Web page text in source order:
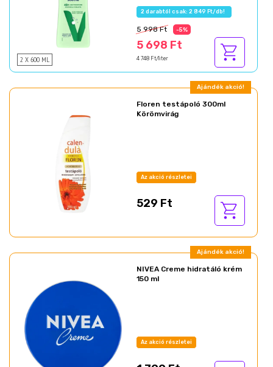
2 X 600 ML
2 darabtól csak: 2 849 Ft/db!
5 998 Ft -5%
5 698 Ft
4 748 Ft/liter
Ajándék akció!
Floren testápoló 300ml
Körömvirág
Az akció részletei
529 Ft
Ajándék akció!
NIVEA Creme hidratáló krém
150 ml
Az akció részletei